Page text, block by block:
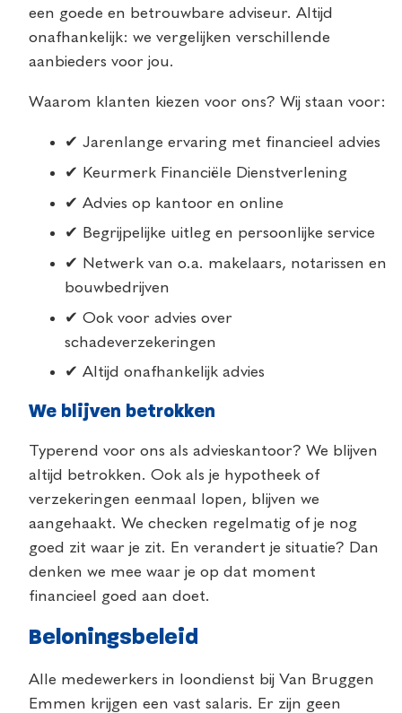
een goede en betrouwbare adviseur. Altijd
onafhankelijk: we vergelijken verschillende
aanbieders voor jou.
Waarom klanten kiezen voor ons? Wij staan voor:
✔ Jarenlange ervaring met financieel advies
✔ Keurmerk Financiële Dienstverlening
✔ Advies op kantoor en online
✔ Begrijpelijke uitleg en persoonlijke service
✔ Netwerk van o.a. makelaars, notarissen en
bouwbedrijven
✔ Ook voor advies over
schadeverzekeringen
✔ Altijd onafhankelijk advies
We blijven betrokken
Typerend voor ons als advieskantoor? We blijven
altijd betrokken. Ook als je hypotheek of
verzekeringen eenmaal lopen, blijven we
aangehaakt. We checken regelmatig of je nog
goed zit waar je zit. En verandert je situatie? Dan
denken we mee waar je op dat moment
financieel goed aan doet.
Beloningsbeleid
Alle medewerkers in loondienst bij Van Bruggen
Emmen krijgen een vast salaris. Er zijn geen